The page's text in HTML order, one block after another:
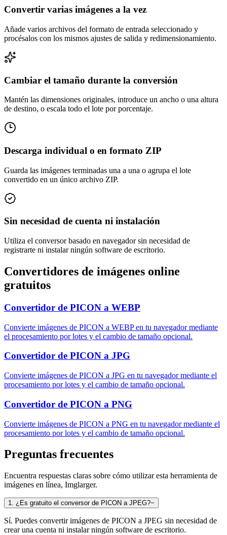
Convertir varias imágenes a la vez
Añade varios archivos del formato de entrada seleccionado y
procésalos con los mismos ajustes de salida y redimensionamiento.
Cambiar el tamaño durante la conversión
Mantén las dimensiones originales, introduce un ancho o una altura
de destino, o escala todo el lote por porcentaje.
Descarga individual o en formato ZIP
Guarda las imágenes terminadas una a una o agrupa el lote
convertido en un único archivo ZIP.
Sin necesidad de cuenta ni instalación
Utiliza el conversor basado en navegador sin necesidad de
registrarte ni instalar ningún software de escritorio.
Convertidores de imágenes online
gratuitos
Convertidor de PICON a WEBP
Convierte imágenes de PICON a WEBP en tu navegador mediante
el procesamiento por lotes y el cambio de tamaño opcional.
Convertidor de PICON a JPG
Convierte imágenes de PICON a JPG en tu navegador mediante el
procesamiento por lotes y el cambio de tamaño opcional.
Convertidor de PICON a PNG
Convierte imágenes de PICON a PNG en tu navegador mediante el
procesamiento por lotes y el cambio de tamaño opcional.
Preguntas frecuentes
Encuentra respuestas claras sobre cómo utilizar esta herramienta de
imágenes en línea, Imglarger.
1. ¿Es gratuito el conversor de PICON a JPEG?−
Sí. Puedes convertir imágenes de PICON a JPEG sin necesidad de
crear una cuenta ni instalar ningún software de escritorio.